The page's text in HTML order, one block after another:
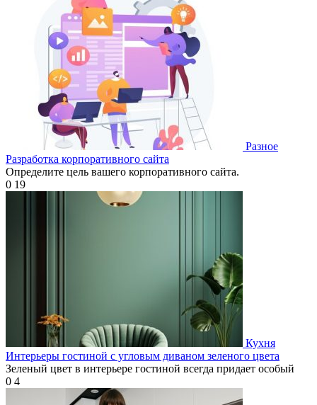
Разное
Разработка корпоративного сайта
Определите цель вашего корпоративного сайта.
0 19
Кухня
Интерьеры гостиной с угловым диваном зеленого цвета
Зеленый цвет в интерьере гостиной всегда придает особый
0 4